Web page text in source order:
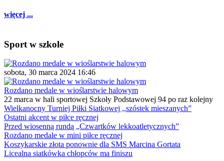
więcej ...
Sport w szkole
sobota, 30 marca 2024 16:46
Rozdano medale w wioślarstwie halowym
22 marca w hali sportowej Szkoły Podstawowej 94 po raz kolejny
Wielkanocny Turniej Piłki Siatkowej ,,szóstek mieszanych”
Ostatni akcent w piłce ręcznej
Przed wiosenną rundą „Czwartków lekkoatletycznych”
Rozdano medale w mini piłce ręcznej
Koszykarskie złota ponownie dla SMS Marcina Gortata
Licealna siatkówka chłopców ma finiszu